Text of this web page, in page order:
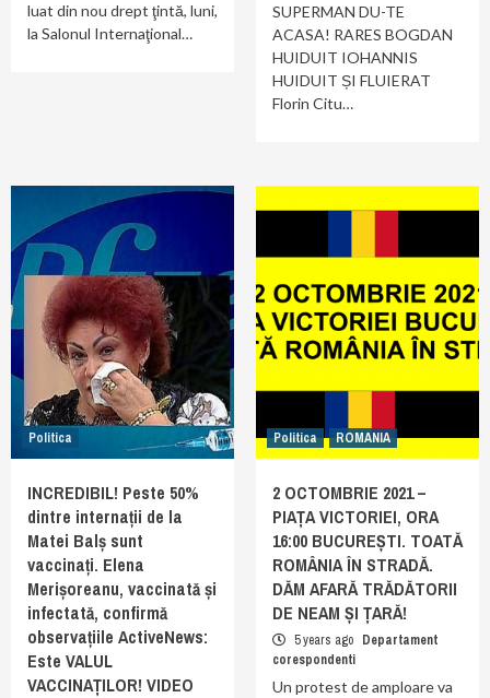
luat din nou drept ţintă, luni,
la Salonul Internaţional…
SUPERMAN DU-TE
ACASA! RARES BOGDAN
HUIDUIT IOHANNIS
HUIDUIT ȘI FLUIERAT
Florin Citu…
Politica
INCREDIBIL! Peste 50%
dintre internații de la
Matei Balș sunt
vaccinați. Elena
Merișoreanu, vaccinată și
infectată, confirmă
observațiile ActiveNews:
Este VALUL
VACCINAȚILOR! VIDEO
Politica ROMANIA
2 OCTOMBRIE 2021 –
PIAȚA VICTORIEI, ORA
16:00 BUCUREȘTI. TOATĂ
ROMÂNIA ÎN STRADĂ.
DĂM AFARĂ TRĂDĂTORII
DE NEAM ȘI ȚARĂ!
5 years ago Departament
corespondenti
Un protest de amploare va